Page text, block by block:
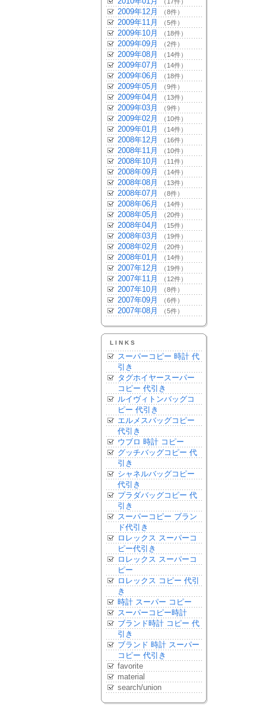
2009年12月 （8件）
2009年11月 （5件）
2009年10月 （18件）
2009年09月 （2件）
2009年08月 （14件）
2009年07月 （14件）
2009年06月 （18件）
2009年05月 （9件）
2009年04月 （13件）
2009年03月 （9件）
2009年02月 （10件）
2009年01月 （14件）
2008年12月 （16件）
2008年11月 （10件）
2008年10月 （11件）
2008年09月 （14件）
2008年08月 （13件）
2008年07月 （8件）
2008年06月 （14件）
2008年05月 （20件）
2008年04月 （15件）
2008年03月 （19件）
2008年02月 （20件）
2008年01月 （14件）
2007年12月 （19件）
2007年11月 （12件）
2007年10月 （8件）
2007年09月 （6件）
2007年08月 （5件）
LINKS
スーパーコピー 時計 代
引き
タグホイヤースーパー
コピー 代引き
ルイヴィトンバッグコ
ピー 代引き
エルメスバッグコピー
代引き
ウブロ 時計 コピー
グッチバッグコピー 代
引き
シャネルバッグコピー
代引き
プラダバッグコピー 代
引き
スーパーコピー ブラン
ド代引き
ロレックス スーパーコ
ピー代引き
ロレックス スーパーコ
ピー
ロレックス コピー 代引
き
時計 スーパー コピー
スーパーコピー時計
ブランド時計 コピー 代
引き
ブランド 時計 スーパー
コピー 代引き
favorite
material
search/union